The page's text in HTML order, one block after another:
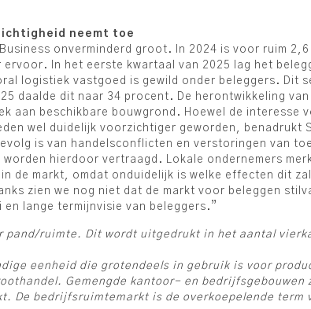
neemt toe
onverminderd groot. In 2024 is voor ruim
In het eerste kwartaal van 2025 lag het
logistiek vastgoed is gewild onder beleggers. Dit
daalde dit naar 34 procent. De herontwikkeling
aan beschikbare bouwgrond. Hoewel de interesse
wel duidelijk voorzichtiger geworden, benadrukt
is van handelsconflicten en verstoringen van
hierdoor vertraagd. Lokale ondernemers
de markt, omdat onduidelijk is welke effecten dit
zien we nog niet dat de markt voor beleggen
lange termijnvisie van beleggers.”
pand/ruimte. Dit wordt uitgedrukt in het aantal
eenheid die grotendeels in gebruik is voor
Gemengde kantoor- en bedrijfsgebouwen
De bedrijfsruimtemarkt is de overkoepelende term